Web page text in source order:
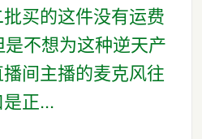
买的这件没有运费
不想为这种逆天产
间主播的麦克风往
正...